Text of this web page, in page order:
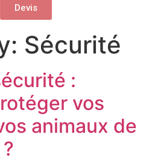
Devis
Sécurité
:
vos
animaux de